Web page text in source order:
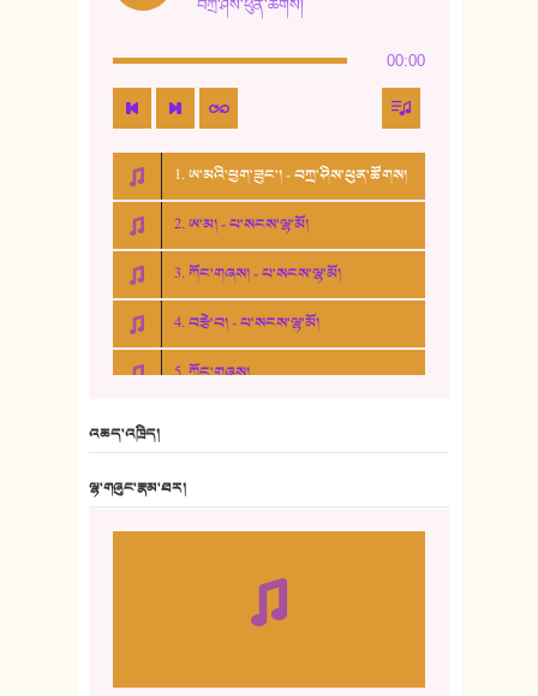
བཀྲ་ཤིས་ཕུན་ཚོགས།
00:00
1. ཨ་མའི་ཕྱག་ཟུང་། - བཀྲ་ཤིས་ཕུན་ཚོགས།
2. ཨ་མ། - པ་སངས་ལྷ་མོ།
3. ཀོང་གཞས། - པ་སངས་ལྷ་མོ།
4. བརྩེ་བ། - པ་སངས་ལྷ་མོ།
5. ཀོང་གཞས།
10. ཆང་གཞས། ༣
འཆད་འཁྲིད།
ལྷ་གཞུང་རྣམ་ཐར།